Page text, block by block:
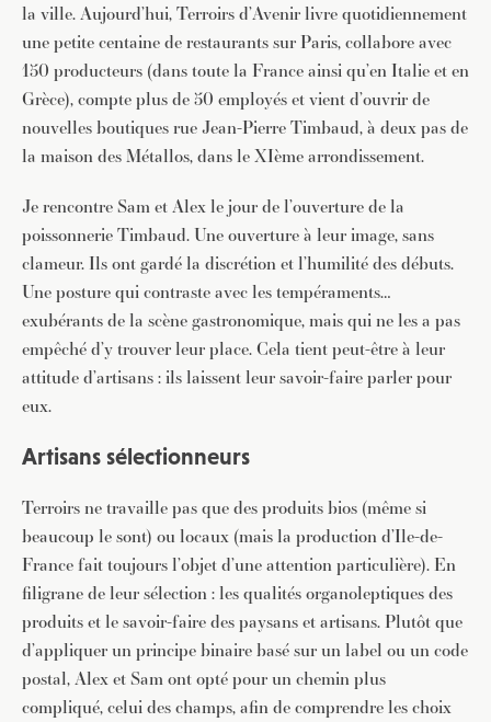
la ville. Aujourd’hui, Terroirs d’Avenir livre quotidiennement
une petite centaine de restaurants sur Paris, collabore avec
150 producteurs (dans toute la France ainsi qu’en Italie et en
Grèce), compte plus de 50 employés et vient d’ouvrir de
nouvelles boutiques rue Jean-Pierre Timbaud, à deux pas de
la maison des Métallos, dans le XIème arrondissement.
Je rencontre Sam et Alex le jour de l’ouverture de la
poissonnerie Timbaud. Une ouverture à leur image, sans
clameur. Ils ont gardé la discrétion et l’humilité des débuts.
Une posture qui contraste avec les tempéraments…
exubérants de la scène gastronomique, mais qui ne les a pas
empêché d’y trouver leur place. Cela tient peut-être à leur
attitude d’artisans : ils laissent leur savoir-faire parler pour
eux.
Artisans sélectionneurs
Terroirs ne travaille pas que des produits bios (même si
beaucoup le sont) ou locaux (mais la production d’Ile-de-
France fait toujours l’objet d’une attention particulière). En
filigrane de leur sélection : les qualités organoleptiques des
produits et le savoir-faire des paysans et artisans. Plutôt que
d’appliquer un principe binaire basé sur un label ou un code
postal, Alex et Sam ont opté pour un chemin plus
compliqué, celui des champs, afin de comprendre les choix